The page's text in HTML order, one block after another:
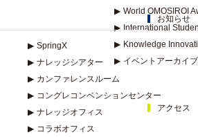
▶ World OMOSIROI
▶ International
▶ Knowledge
▶ イベントアーカイブ
▶ SpringX
▶ ナレッジシアター
▶ カンファレンスルーム
▶ コングレコンベンションセンター
▶ ナレッジオフィス
▶ コラボオフィス
お知らせ
アクセス